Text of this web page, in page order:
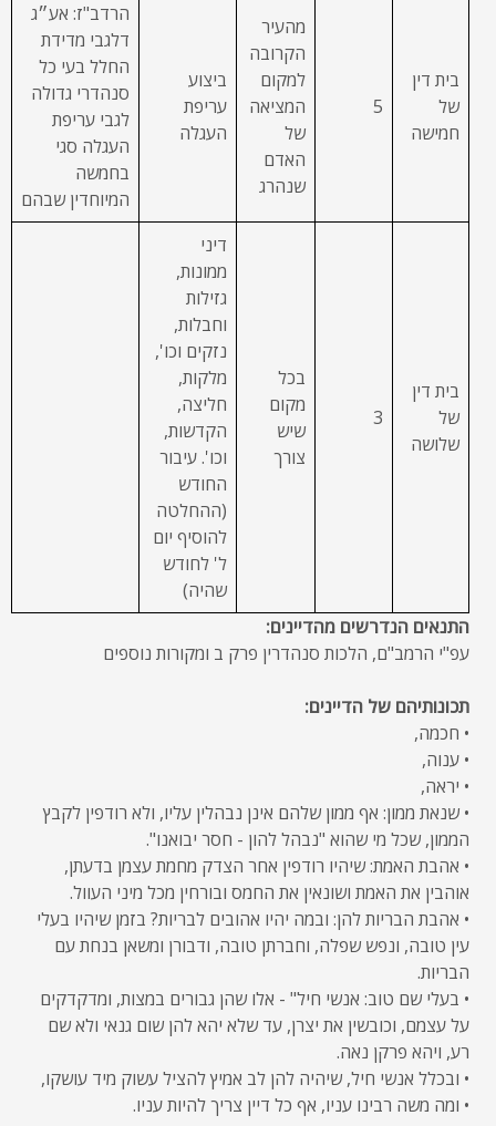
בית דין
של
חמישה
5
מהעיר
הקרובה
למקום
המציאה
של
האדם
שנהרג
ביצוע
עריפת
העגלה
הרדב"ז: אע״ג
דלגבי מדידת
החלל בעי כל
סנהדרי גדולה
לגבי עריפת
העגלה סגי
בחמשה
המיוחדין שבהם
בית דין
של
שלושה
3
בכל
מקום
שיש
צורך
דיני
ממונות,
גזילות
וחבלות,
נזקים וכו',
מלקות,
חליצה,
הקדשות,
וכו'. עיבור
החודש
(ההחלטה
להוסיף יום
ל' לחודש
שהיה)
התנאים הנדרשים מהדיינים:
עפ"י הרמב"ם, הלכות סנהדרין פרק ב ומקורות נוספים
תכונותיהם של הדיינים:
• חכמה,
• ענוה,
• יראה,
• שנאת ממון: אף ממון שלהם אינן נבהלין עליו, ולא רודפין לקבץ
הממון, שכל מי שהוא "נבהל להון - חסר יבואנו".
• אהבת האמת: שיהיו רודפין אחר הצדק מחמת עצמן בדעתן,
אוהבין את האמת ושונאין את החמס ובורחין מכל מיני העוול.
• אהבת הבריות להן: ובמה יהיו אהובים לבריות? בזמן שיהיו בעלי
עין טובה, ונפש שפלה, וחברתן טובה, ודבורן ומשאן בנחת עם
הבריות.
• בעלי שם טוב: אנשי חיל" - אלו שהן גבורים במצות, ומדקדקים
על עצמם, וכובשין את יצרן, עד שלא יהא להן שום גנאי ולא שם
רע, ויהא פרקן נאה.
• ובכלל אנשי חיל, שיהיה להן לב אמיץ להציל עשוק מיד עושקו,
• ומה משה רבינו עניו, אף כל דיין צריך להיות עניו.